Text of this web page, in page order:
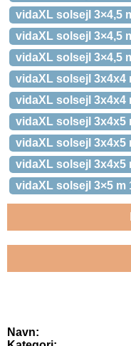
vidaXL solsejl 3×4,5
vidaXL solsejl 3×4,5
vidaXL solsejl 3×4,5
vidaXL solsejl
vidaXL solsejl 3x4x4
vidaXL solsejl 3x4x5
vidaXL solsejl
vidaXL solsejl
vidaXL solsejl 3×5 m
Navn: